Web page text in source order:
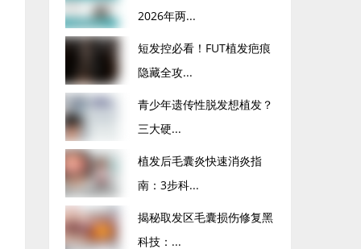
2026年两...
短发控必看！FUT植发疤痕
隐藏全攻...
青少年遗传性脱发想植发？
三大硬...
植发后毛囊炎快速消炎指
南：3步科...
揭秘取发区毛囊损伤修复黑
科技：...